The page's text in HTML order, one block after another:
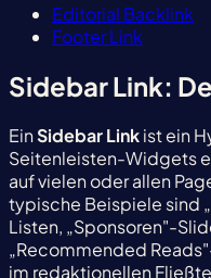
Editorial Backlink
Footer Link
Sidebar Link:
EinSidebar Linkist ein
Seitenleisten-Widgets
auf vielen oder allen
typische Beispiele sind
Listen, „Sponsoren"-
„Recommended
im redaktionellen